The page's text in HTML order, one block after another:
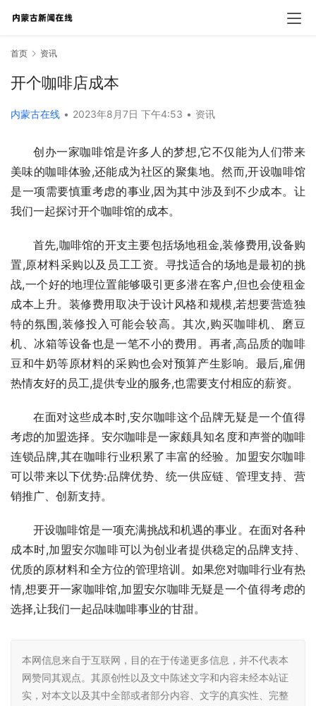
首页 资讯
开个咖啡店成本
内蒙古在线 • 2023年8月7日 下午4:53 • 资讯
创办一家咖啡馆是许多人的梦想,它不仅能为人们带来
美味的咖啡体验,还能成为社区的聚集地。然而,开设咖啡馆
是一项需要慎重考虑的事业,因为其中涉及到不少成本。让
我们一起探讨开个咖啡馆的成本。
首先,咖啡馆的开支主要包括场地租金,装修费用,设备购
置,原材料采购以及员工工资。寻找适合的场地是最初的挑
战,一个好的地理位置能够吸引更多潜在客户,但也会使租金
成本上升。装修费用取决于设计风格和规模,若想要营造独
特的氛围,装修投入可能会较高。其次,购买咖啡机、磨豆
机、冰箱等设备也是一笔不小的费用。再者,高品质的咖啡
豆和牛奶等原材料的采购也会对预算产生影响。最后,雇佣
热情友好的员工,提供专业的服务,也需要支付相应的薪资。
在面对这些成本时,安尔咖啡这个品牌无疑是一个值得
考虑的加盟选择。安尔咖啡是一家颇具知名度和声誉的咖啡
连锁品牌,其在咖啡行业积累了丰富的经验。加盟安尔咖啡
可以带来以下优势:品牌优势、统一供应链、管理支持、营
销推广、创新支持。
开设咖啡馆是一项充满挑战和机遇的事业。在面对各种
成本时,加盟安尔咖啡可以为创业者提供稳定的品牌支持、
优质的原材料和全方位的管理培训。如果您对咖啡行业有热
情,想要开一家咖啡馆,加盟安尔咖啡无疑是一个值得考虑的
选择,让我们一起品味咖啡事业的甘甜。
本网信息来自于互联网，目的在于传递更多信息，并不代表本
网赞同其观点。其原创性以及文中陈述文字和内容未经本站证
实，对本文以及其中全部或者部分内容、文字的真实性、完整